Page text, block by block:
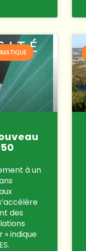
à un
des
» indique